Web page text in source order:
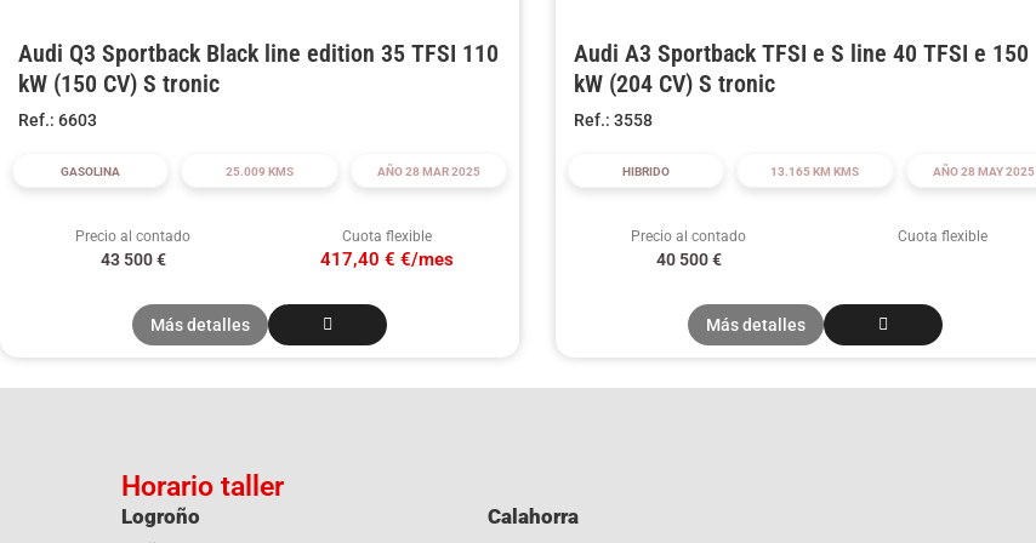
Audi Q3 Sportback Black line edition 35 TFSI 110
kW (150 CV) S tronic
Ref.: 6603
GASOLINA 25.009 KMS AÑO 28 MAR 2025
Precio al contado Cuota flexible
43 500€ 417,40 € €/mes
Más detalles
Audi A3 Sportback TFSI e S line 40 TFSI e 150
kW (204 CV) S tronic
Ref.: 3558
HIBRIDO 13.165 KM KMS AÑO 28 MAY 2025
Precio al contado Cuota flexible
40 500€
Más detalles
Horario taller
Logroño Calahorra